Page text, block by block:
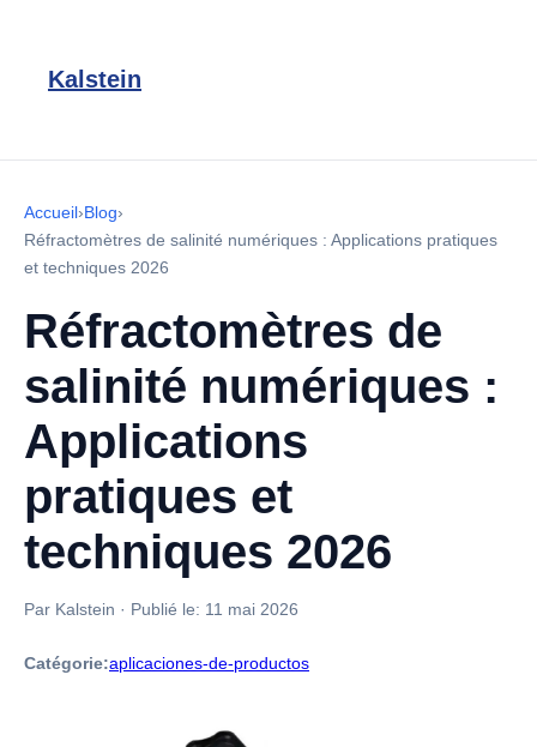
Kalstein
Accueil›Blog›
Réfractomètres de salinité numériques : Applications pratiques
et techniques 2026
Réfractomètres de
salinité numériques :
Applications
pratiques et
techniques 2026
Par Kalstein · Publié le: 11 mai 2026
Catégorie:aplicaciones-de-productos